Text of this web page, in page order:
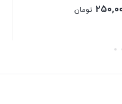
تومان